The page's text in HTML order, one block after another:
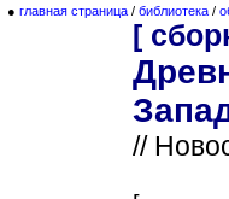
● главная страница / библиотека /
[
//